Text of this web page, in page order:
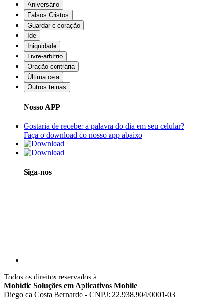
Aniversário
Falsos Cristos
Guardar o coração
Ide
Iniquidade
Livre-arbítrio
Oração contrária
Última ceia
Outros temas
Nosso APP
Gostaria de receber a palavra do dia em seu celular?
Faça o download do nosso app abaixo
Siga-nos
Todos os direitos reservados à
Mobidic Soluções em Aplicativos Mobile
Diego da Costa Bernardo - CNPJ: 22.938.904/0001-03